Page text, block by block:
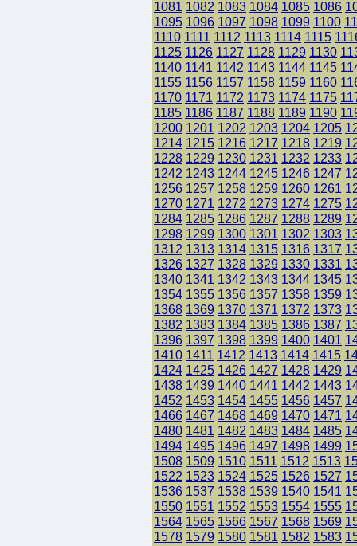
1081 1082 1083 1084 1085 1086
1095 1096 1097 1098 1099 1100
1110 1111 1112 1113 1114 1115
1125 1126 1127 1128 1129 1130
1140 1141 1142 1143 1144 1145
1155 1156 1157 1158 1159 1160
1170 1171 1172 1173 1174 1175
1185 1186 1187 1188 1189 1190
1200 1201 1202 1203 1204 1205
1214 1215 1216 1217 1218 1219
1228 1229 1230 1231 1232 1233
1242 1243 1244 1245 1246 1247
1256 1257 1258 1259 1260 1261
1270 1271 1272 1273 1274 1275
1284 1285 1286 1287 1288 1289
1298 1299 1300 1301 1302 1303
1312 1313 1314 1315 1316 1317
1326 1327 1328 1329 1330 1331
1340 1341 1342 1343 1344 1345
1354 1355 1356 1357 1358 1359
1368 1369 1370 1371 1372 1373
1382 1383 1384 1385 1386 1387
1396 1397 1398 1399 1400 1401
1410 1411 1412 1413 1414 1415
1424 1425 1426 1427 1428 1429
1438 1439 1440 1441 1442 1443
1452 1453 1454 1455 1456 1457
1466 1467 1468 1469 1470 1471
1480 1481 1482 1483 1484 1485
1494 1495 1496 1497 1498 1499
1508 1509 1510 1511 1512 1513
1522 1523 1524 1525 1526 1527
1536 1537 1538 1539 1540 1541
1550 1551 1552 1553 1554 1555
1564 1565 1566 1567 1568 1569
1578 1579 1580 1581 1582 1583